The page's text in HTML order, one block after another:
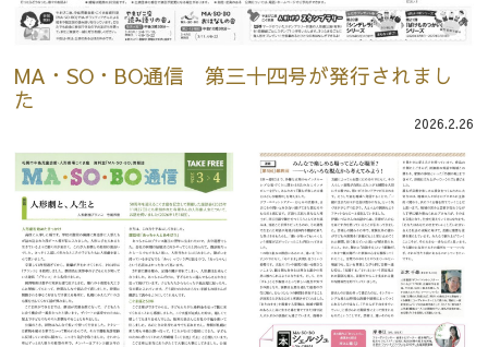
MA・SO・BO通信 第三十四号が発行されまし
た
2026.2.26